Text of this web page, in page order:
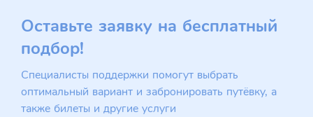
Оставьте заявку на бесплатный
подбор!
Специалисты поддержки помогут выбрать
оптимальный вариант и забронировать путёвку, а
также билеты и другие услуги